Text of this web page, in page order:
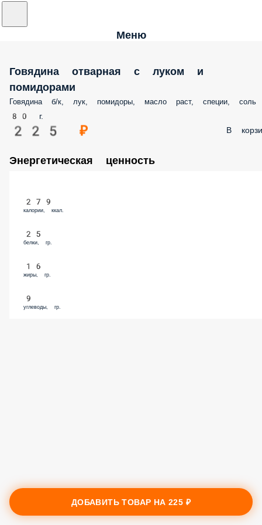
Меню
Говядина отварная с луком и
помидорами
Говядина б/к, лук, помидоры, масло раст, специи, соль
80 г.
225 ₽ В
Энергетическая ценность
279
калории, ккал.
25
белки, гр.
16
жиры, гр.
9
углеводы, гр.
ДОБАВИТЬ ТОВАР НА225 ₽